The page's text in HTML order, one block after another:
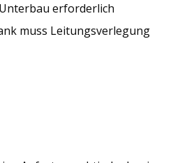
erforderlich
muss Leitungsverlegung